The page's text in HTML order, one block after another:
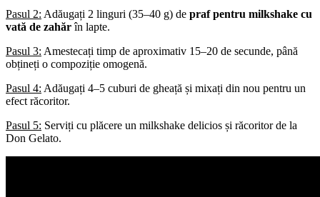
Pasul 2: Adăugați 2 linguri (35–40 g) de praf pentru milkshake cu
vată de zahărîn lapte.
Pasul 3: Amestecați timp de aproximativ 15–20 de secunde, până
obțineți o compoziție omogenă.
Pasul 4: Adăugați 4–5 cuburi de gheață și mixați din nou pentru un
efect răcoritor.
Pasul 5: Serviți cu plăcere un milkshake delicios și răcoritor de la
Don Gelato.